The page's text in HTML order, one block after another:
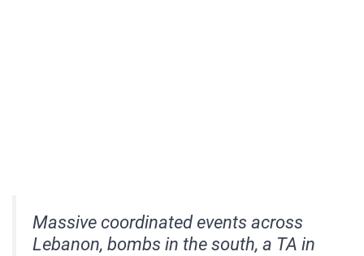
Massive coordinated events across
Lebanon, bombs in the south, a TA in